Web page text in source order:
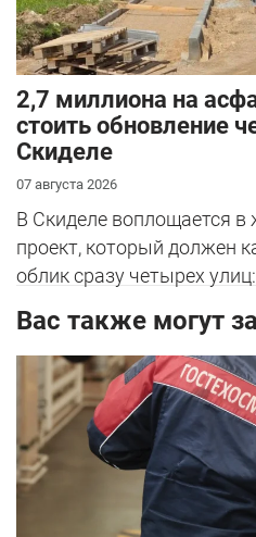
2,7 миллиона на
стоить обновление
Скиделе
07 августа 2026
В Скиделе воплощается
проект, который должен
облик сразу четырех
Вас также могут